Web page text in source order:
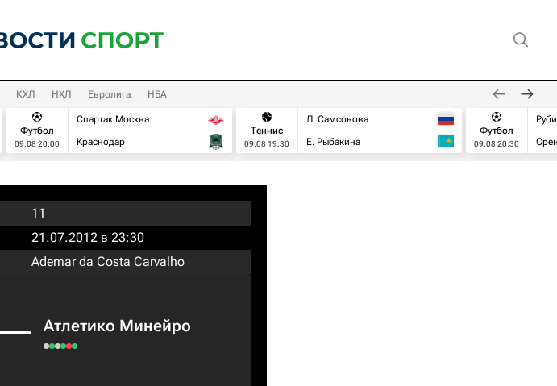
КХЛ НХЛ Евролига НБА
Футбол
09.08 20:00
Спартак Москва
Краснодар
Теннис
09.08 19:30
Л. Самсонова
Е. Рыбакина
Футбол
09.08 20:30
11
21.07.2012 в 23:30
Ademar da Costa Carvalho
Атлетико Минейро